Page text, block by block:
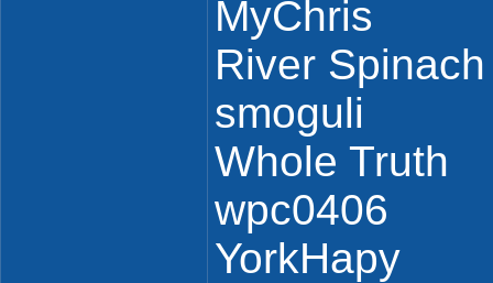
MyChris
River Spinach
smoguli
Whole Truth
wpc0406
YorkHapy